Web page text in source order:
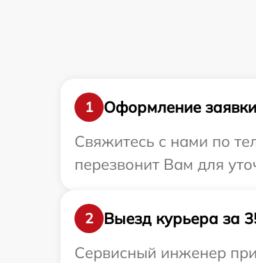
1
Оформление заявки
Свяжитесь с нами по
перезвонит Вам для
2
Выезд курьера за
Сервисный инженер